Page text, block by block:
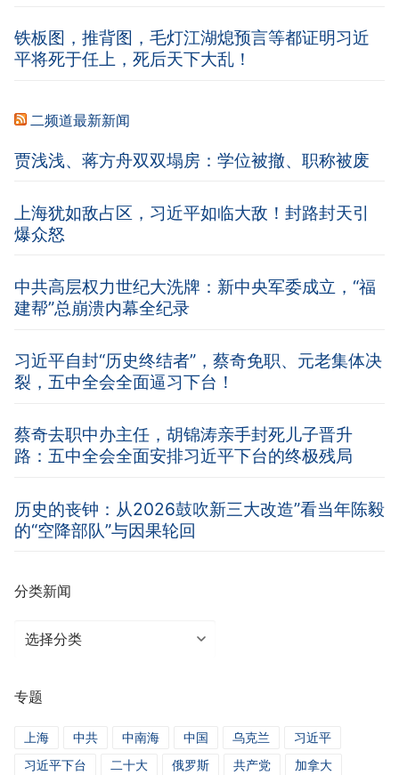
铁板图，推背图，毛灯江湖熄预言等都证明习近
平将死于任上，死后天下大乱！
二频道最新新闻
贾浅浅、蒋方舟双双塌房：学位被撤、职称被废
上海犹如敌占区，习近平如临大敌！封路封天引
爆众怒
中共高层权力世纪大洗牌：新中央军委成立，“福
建帮”总崩溃内幕全纪录
习近平自封“历史终结者”，蔡奇免职、元老集体决
裂，五中全会全面逼习下台！
蔡奇去职中办主任，胡锦涛亲手封死儿子晋升
路：五中全会全面安排习近平下台的终极残局
历史的丧钟：从2026鼓吹新三大改造”看当年陈毅
的“空降部队”与因果轮回
分类新闻
分
闻
专题
上海 中共 中南海 中国 乌克兰
习近平
习近平下台
二十大 俄罗斯 共产党
加拿大